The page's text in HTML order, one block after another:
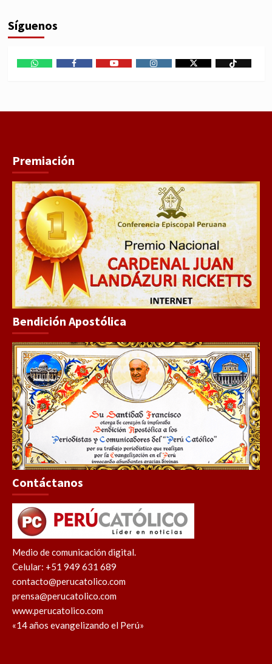
Síguenos
Premiación
Bendición Apostólica
Contáctanos
Medio de comunicación digital.
Celular: +51 949 631 689
contacto@perucatolico.com
prensa@perucatolico.com
www.perucatolico.com
«14 años evangelizando el Perú»